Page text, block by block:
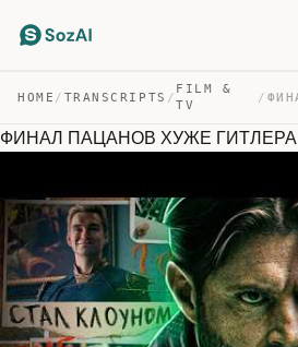
HOME / TRANSCRIPTS /
FILM &
TV
/
ФИНАЛ ПАЦАНОВ ХУЖЕ ГИТЛЕРА